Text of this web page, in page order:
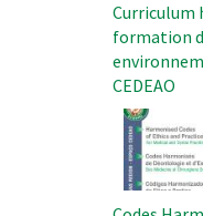
Curriculum
formation
CEDEAO
Image